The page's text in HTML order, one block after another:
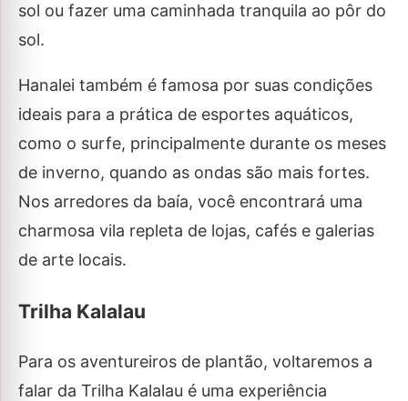
sol ou fazer uma caminhada tranquila ao pôr do
sol.
Hanalei também é famosa por suas condições
ideais para a prática de esportes aquáticos,
como o surfe, principalmente durante os meses
de inverno, quando as ondas são mais fortes.
Nos arredores da baía, você encontrará uma
charmosa vila repleta de lojas, cafés e galerias
de arte locais.
Trilha Kalalau
Para os aventureiros de plantão, voltaremos a
falar da Trilha Kalalau é uma experiência